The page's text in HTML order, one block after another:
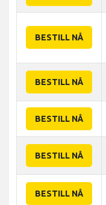
BESTILL NÅ
BESTILL NÅ
BESTILL NÅ
BESTILL NÅ
BESTILL NÅ